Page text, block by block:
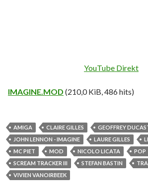
YouTube Direkt
IMAGINE.MOD (210,0 KiB, 486 hits)
AMIGA CLAIRE GILLES
GEOFFREY
JOHN LENNON - IMAGINE
LAURE GILLES
MC PIET
MOD NICOLO LICATA POP
SCREAM TRACKER III
STEFAN BASTIN
VIVIEN VANOIRBEEK